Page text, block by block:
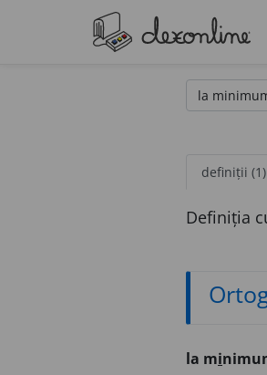
definiții (1)
Definiția
la mi